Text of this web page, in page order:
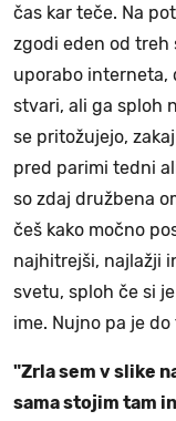
čas kar teče. Na
zgodi eden od treh
uporabo interneta,
stvari, ali ga sploh
se pritožujejo,
pred parimi tedni
so zdaj družbena
češ kako močno
najhitrejši, najlažji
svetu, sploh če si
ime. Nujno pa je
"Zrla sem v slike
sama stojim tam